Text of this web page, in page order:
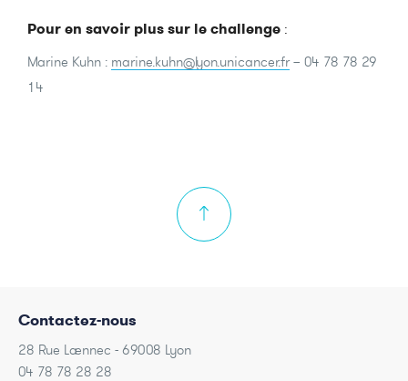
Pour en savoir plus sur le challenge :
Marine Kuhn : marine.kuhn@lyon.unicancer.fr– 04 78 78 29
14
Contactez-nous
28 Rue Laennec - 69008 Lyon
04 78 78 28 28